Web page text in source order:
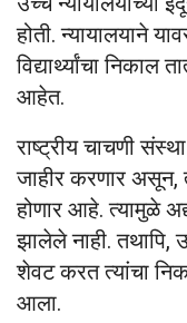
होती. न्यायालयाने
विद्यार्थ्यांचा
आहेत.
राष्ट्रीय चाचणी
जाहीर करणार असून,
होणार आहे. त्यामुळे
झालेले नाही. तथापि,
शेवट करत त्यांचा
आला.